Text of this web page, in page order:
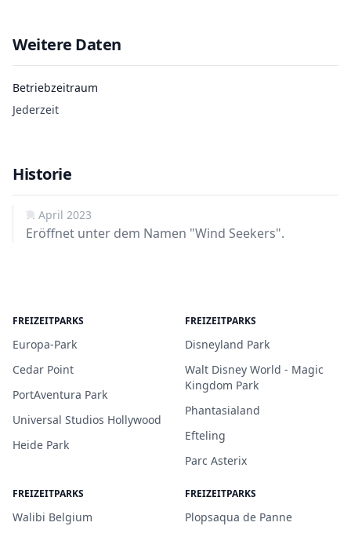
Weitere Daten
Betriebzeitraum
Jederzeit
Historie
7. April 2023
Eröffnet unter dem Namen "Wind Seekers".
FREIZEITPARKS
Europa-Park
Cedar Point
PortAventura Park
Universal Studios Hollywood
Heide Park
FREIZEITPARKS
Disneyland Park
Walt Disney World - Magic
Kingdom Park
Phantasialand
Efteling
Parc Asterix
FREIZEITPARKS
Walibi Belgium
FREIZEITPARKS
Plopsaqua de Panne